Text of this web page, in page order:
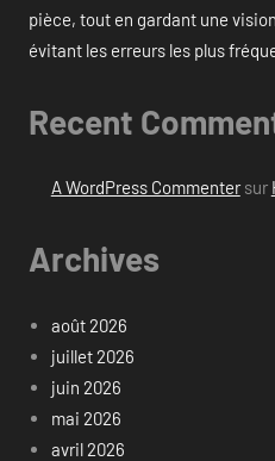
pièce, tout en gardant une
évitant les erreurs les plus
Recent
A WordPress Commentersur
Archives
août 2026
juillet 2026
juin 2026
mai 2026
avril 2026